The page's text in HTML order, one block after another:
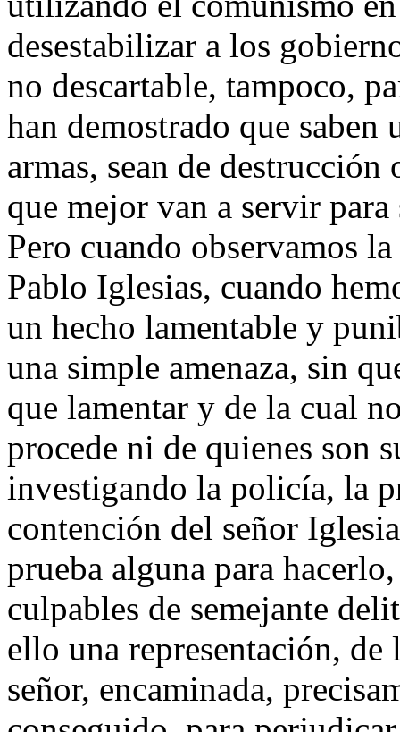
desestabilizar a los
no descartable, tampoco,
han demostrado que
armas, sean de
que mejor van a servir
Pero cuando observamos
Pablo Iglesias, cuando
un hecho lamentable y
una simple amenaza, sin
que lamentar y de la cual
procede ni de quienes son
investigando la policía, la
contención del señor
prueba alguna para
culpables de semejante
ello una representación, de
señor, encaminada,